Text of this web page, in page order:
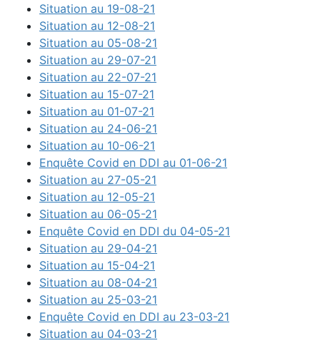
Situation au 19-08-21
Situation au 12-08-21
Situation au 05-08-21
Situation au 29-07-21
Situation au 22-07-21
Situation au 15-07-21
Situation au 01-07-21
Situation au 24-06-21
Situation au 10-06-21
Enquête Covid en DDI au 01-06-21
Situation au 27-05-21
Situation au 12-05-21
Situation au 06-05-21
Enquête Covid en DDI du 04-05-21
Situation au 29-04-21
Situation au 15-04-21
Situation au 08-04-21
Situation au 25-03-21
Enquête Covid en DDI au 23-03-21
Situation au 04-03-21